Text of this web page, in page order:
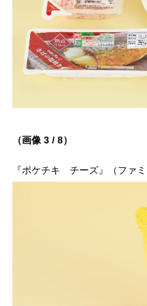
（画像 3 / 8）
『ポケチキ チーズ』（ファ